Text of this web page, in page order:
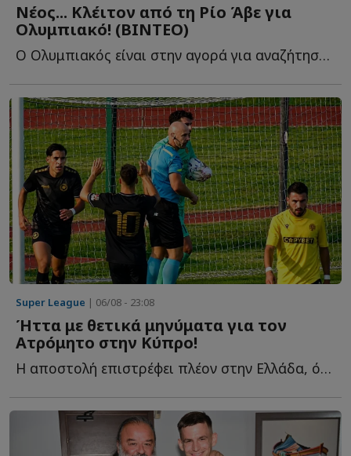
Νέος... Κλέιτον από τη Ρίο Άβε για
Ολυμπιακό! (ΒΙΝΤΕΟ)
Ο Ολυμπιακός είναι στην αγορά για αναζήτηση επιθετικού, λ...
Super League | 06/08 - 23:08
Ήττα με θετικά μηνύματα για τον
Ατρόμητο στην Κύπρο!
Η αποστολή επιστρέφει πλέον στην Ελλάδα, όπου αναμένεται ν...